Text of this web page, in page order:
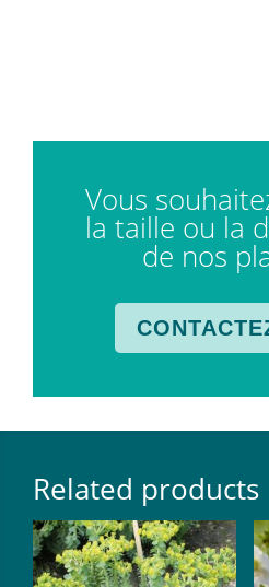
Vous
la taille ou la
de nos
Related products